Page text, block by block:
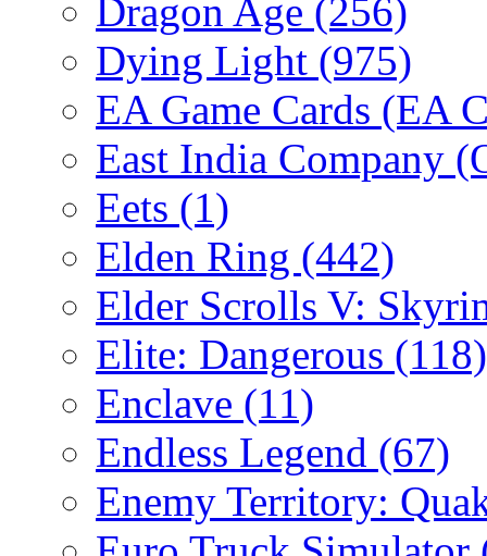
Dragon Age (256)
Dying Light (975)
EA Game Cards (EA
East India Company
Eets (1)
Elden Ring (442)
Elder Scrolls V:
Elite: Dangerous (118)
Enclave (11)
Endless Legend (67)
Enemy Territory: